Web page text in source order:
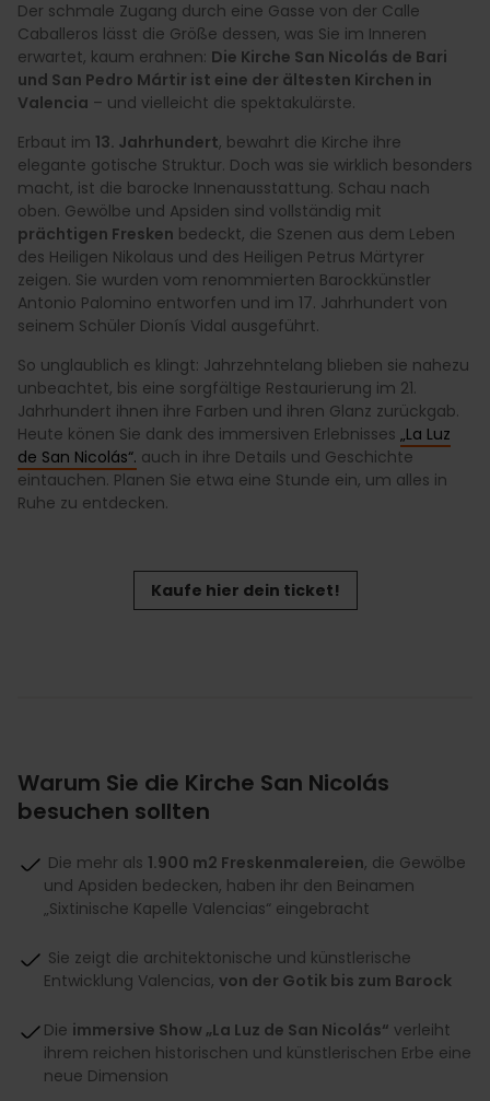
Der schmale Zugang durch eine Gasse von der Calle
Caballeros lässt die Größe dessen, was Sie im Inneren
erwartet, kaum erahnen: Die Kirche San Nicolás de Bari
und San Pedro Mártir ist eine der ältesten Kirchen in
Valencia – und vielleicht die spektakulärste.
Erbaut im 13. Jahrhundert, bewahrt die Kirche ihre
elegante gotische Struktur. Doch was sie wirklich besonders
macht, ist die barocke Innenausstattung. Schau nach
oben. Gewölbe und Apsiden sind vollständig mit
prächtigen Fresken bedeckt, die Szenen aus dem Leben
des Heiligen Nikolaus und des Heiligen Petrus Märtyrer
zeigen. Sie wurden vom renommierten Barockkünstler
Antonio Palomino entworfen und im 17. Jahrhundert von
seinem Schüler Dionís Vidal ausgeführt.
So unglaublich es klingt: Jahrzehntelang blieben sie nahezu
unbeachtet, bis eine sorgfältige Restaurierung im 21.
Jahrhundert ihnen ihre Farben und ihren Glanz zurückgab.
Heute könen Sie dank des immersiven Erlebnisses „La Luz
de San Nicolás“. auch in ihre Details und Geschichte
eintauchen. Planen Sie etwa eine Stunde ein, um alles in
Ruhe zu entdecken.
Kaufe hier dein ticket!
Warum Sie die Kirche San Nicolás
besuchen sollten
Die mehr als 1.900 m2 Freskenmalereien, die Gewölbe
und Apsiden bedecken, haben ihr den Beinamen
„Sixtinische Kapelle Valencias“ eingebracht
Sie zeigt die architektonische und künstlerische
Entwicklung Valencias, von der Gotik bis zum Barock
Die immersive Show „La Luz de San Nicolás“ verleiht
ihrem reichen historischen und künstlerischen Erbe eine
neue Dimension